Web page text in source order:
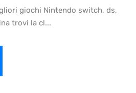
giochi Nintendo switch, ds,
trovi la cl...